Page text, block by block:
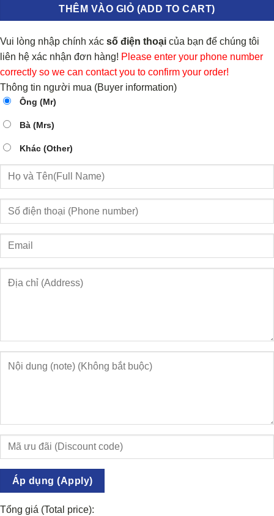
THÊM VÀO GIỎ (ADD TO CART)
Vui lòng nhập chính xác số điện thoại của bạn để chúng tôi
liên hệ xác nhận đơn hàng! Please enter your phone number
correctly so we can contact you to confirm your order!
Thông tin người mua (Buyer information)
Ông (Mr)
Bà (Mrs)
Khác (Other)
Áp dụng (Apply)
Tổng giá (Total price):